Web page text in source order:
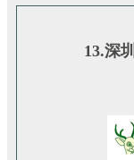
13.深